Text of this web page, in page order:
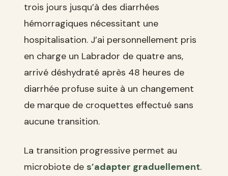
trois jours jusqu’à des diarrhées
hémorragiques nécessitant une
hospitalisation. J’ai personnellement pris
en charge un Labrador de quatre ans,
arrivé déshydraté après 48 heures de
diarrhée profuse suite à un changement
de marque de croquettes effectué sans
aucune transition.
La transition progressive permet au
microbiote de s’adapter graduellement.